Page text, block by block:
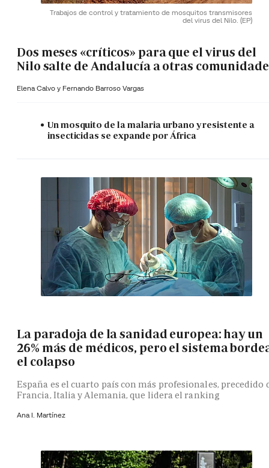
Trabajos de control y tratamiento de mosquitos transmisores
del virus del Nilo. (EP)
Dos meses «críticos» para que el virus del
Nilo salte de Andalucía a otras
Elena Calvo y Fernando Barroso Vargas
Un mosquito de la malaria urbano y resistente a
insecticidas se expande por África
La paradoja de la sanidad europea: hay un
26% más de médicos, pero el sistema
el colapso
España es el cuarto país con más profesionales, precedido
Francia, Italia y Alemania, que lidera el ranking
Ana I. Martínez